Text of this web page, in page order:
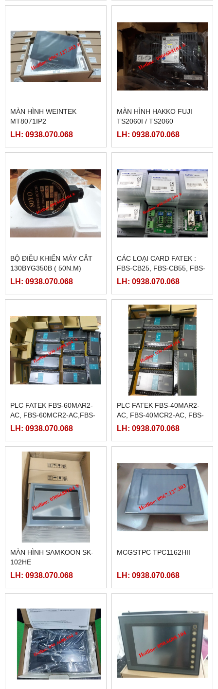
MÀN HÌNH WEINTEK
MT8071IP2
LH: 0938.070.068
MÀN HÌNH HAKKO FUJI
TS2060I / TS2060
LH: 0938.070.068
BỘ ĐIỀU KHIỂN MÁY CẮT
130BYG350B ( 50N.M)
LH: 0938.070.068
CÁC LOẠI CARD FATEK :
FBS-CB25, FBS-CB55, FBS-
CB2, FBS-CB5
LH: 0938.070.068
PLC FATEK FBS-60MAR2-
AC, FBS-60MCR2-AC,FBS-
60MAT2-AC, FBS-60MCT2-
LH: 0938.070.068
PLC FATEK FBS-40MAR2-
AC, FBS-40MCR2-AC, FBS-
40MCRT-AC, FBS-40MART-
LH: 0938.070.068
MÀN HÌNH SAMKOON SK-
102HE
LH: 0938.070.068
MCGSTPC TPC1162HII
LH: 0938.070.068